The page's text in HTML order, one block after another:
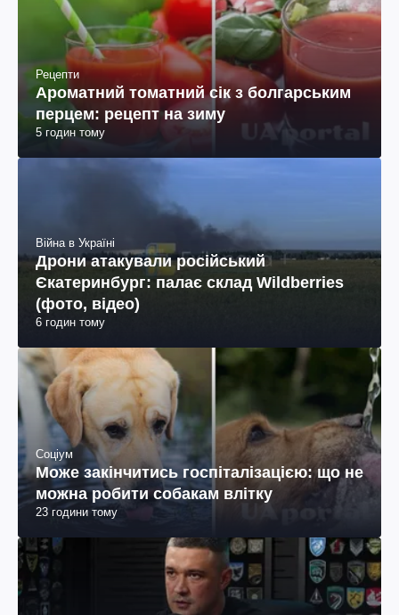
Рецепти
Ароматний томатний сік з болгарським
перцем: рецепт на зиму
5 годин тому
Війна в Україні
Дрони атакували російський
Єкатеринбург: палає склад Wildberries
(фото, відео)
6 годин тому
Соціум
Може закінчитись госпіталізацією: що не
можна робити собакам влітку
23 години тому